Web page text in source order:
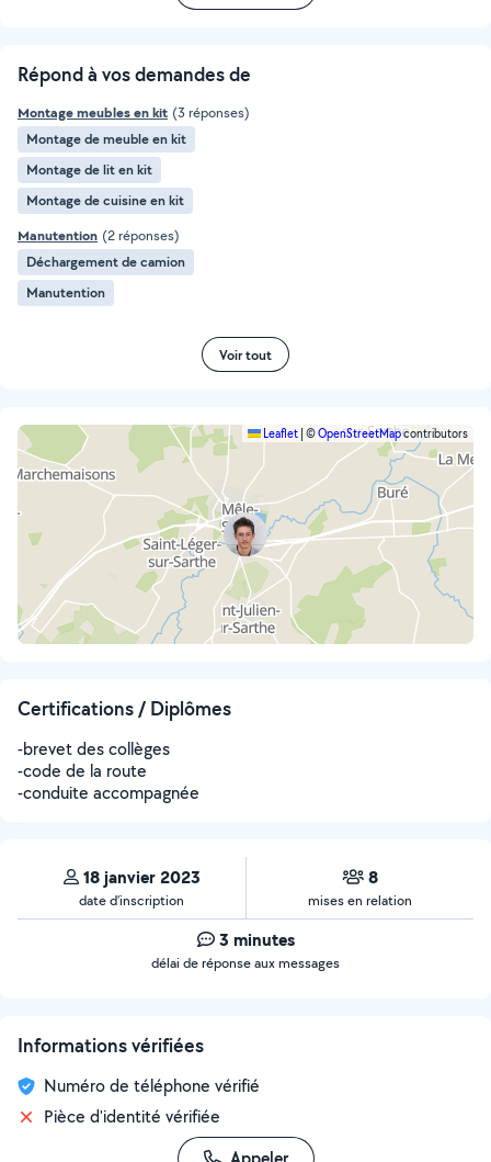
Répond à vos demandes de
Montage meubles en kit (3 réponses)
Montage de meuble en kit
Montage de lit en kit
Montage de cuisine en kit
Manutention (2 réponses)
Déchargement de camion
Manutention
Voir tout
Leaflet ©OpenStreetMapcontributors
Certifications / Diplômes
-brevet des collèges
-code de la route
-conduite accompagnée
18 janvier 2023
date d’inscription
8
mises en relation
3 minutes
délai de réponse aux messages
Informations vérifiées
Numéro de téléphone vérifié
Pièce d'identité vérifiée